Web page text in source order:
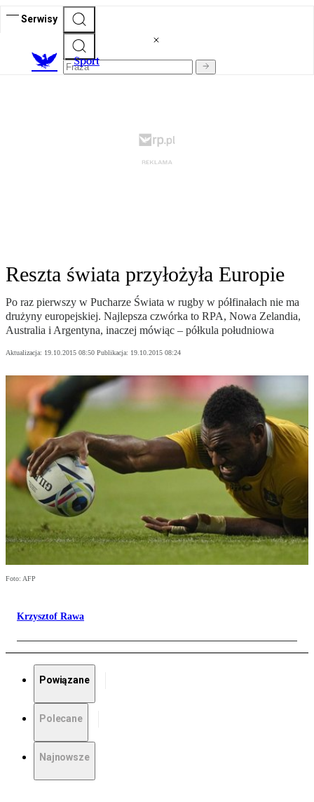
Serwisy
Sport
Reszta świata przyłożyła Europie
Po raz pierwszy w Pucharze Świata w rugby w półfinałach nie ma
drużyny europejskiej. Najlepsza czwórka to RPA, Nowa Zelandia,
Australia i Argentyna, inaczej mówiąc – półkula południowa
Aktualizacja: 19.10.2015 08:50 Publikacja: 19.10.2015 08:24
Foto: AFP
Krzysztof Rawa
Powiązane
Polecane
Najnowsze